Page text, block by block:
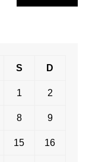
S D
1 2
8 9
15 16